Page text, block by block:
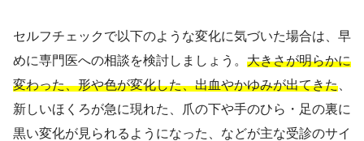
セルフチェックで以下のような変化に気づいた場合は、早
めに専門医への相談を検討しましょう。 大きさが明らかに
変わった、形や色が変化した、出血やかゆみが出てきた
新しいほくろが急に現れた、爪の下や手のひら・足の裏に
黒い変化が見られるようになった、などが主な受診のサイ